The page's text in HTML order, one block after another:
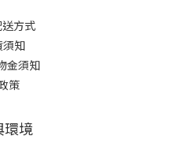
方式
須知
金須知
策
環境